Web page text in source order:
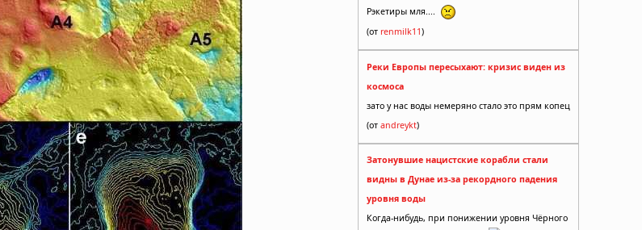
Рэкетиры мля....
(от renmilk11)
Реки Европы пересыхают: кризис виден из
космоса
зато у нас воды немеряно стало это прям копец
(от andreykt)
Затонувшие нацистские корабли стали
видны в Дунае из-за рекордного падения
уровня воды
Когда-нибудь, при понижении уровня Чёрного